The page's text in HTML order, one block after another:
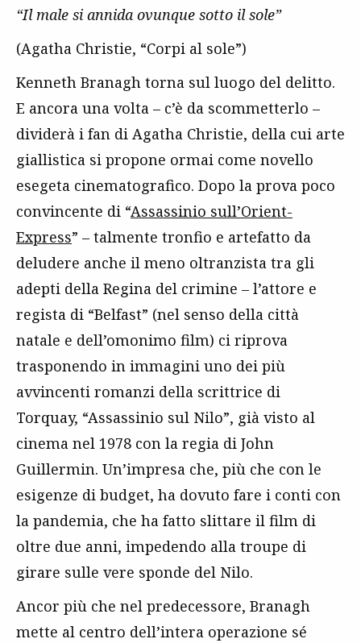
“Il male si annida ovunque sotto il sole”
(Agatha Christie, “Corpi al sole”)
Kenneth Branagh torna sul luogo del delitto.
E ancora una volta – c’è da scommetterlo –
dividerà i fan di Agatha Christie, della cui arte
giallistica si propone ormai come novello
esegeta cinematografico. Dopo la prova poco
convincente di “Assassinio sull’Orient-
Express” – talmente tronfio e artefatto da
deludere anche il meno oltranzista tra gli
adepti della Regina del crimine – l’attore e
regista di “Belfast” (nel senso della città
natale e dell’omonimo film) ci riprova
trasponendo in immagini uno dei più
avvincenti romanzi della scrittrice di
Torquay, “Assassinio sul Nilo”, già visto al
cinema nel 1978 con la regia di John
Guillermin. Un’impresa che, più che con le
esigenze di budget, ha dovuto fare i conti con
la pandemia, che ha fatto slittare il film di
oltre due anni, impedendo alla troupe di
girare sulle vere sponde del Nilo.
Ancor più che nel predecessore, Branagh
mette al centro dell’intera operazione sé